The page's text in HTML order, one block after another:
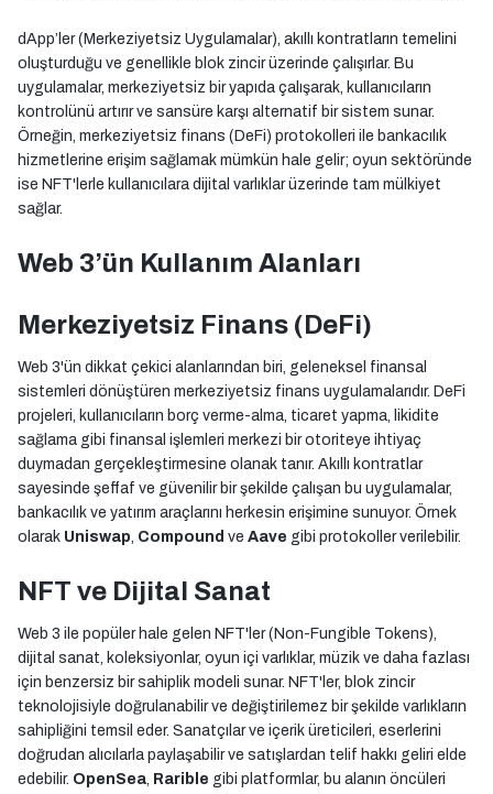
dApp’ler (Merkeziyetsiz Uygulamalar), akıllı kontratların temelini
oluşturduğu ve genellikle blok zincir üzerinde çalışırlar. Bu
uygulamalar, merkeziyetsiz bir yapıda çalışarak, kullanıcıların
kontrolünü artırır ve sansüre karşı alternatif bir sistem sunar.
Örneğin, merkeziyetsiz finans (DeFi) protokolleri ile bankacılık
hizmetlerine erişim sağlamak mümkün hale gelir; oyun sektöründe
ise NFT'lerle kullanıcılara dijital varlıklar üzerinde tam mülkiyet
sağlar.
Web 3’ün Kullanım Alanları
Merkeziyetsiz Finans (DeFi)
Web 3'ün dikkat çekici alanlarından biri, geleneksel finansal
sistemleri dönüştüren merkeziyetsiz finans uygulamalarıdır. DeFi
projeleri, kullanıcıların borç verme-alma, ticaret yapma, likidite
sağlama gibi finansal işlemleri merkezi bir otoriteye ihtiyaç
duymadan gerçekleştirmesine olanak tanır. Akıllı kontratlar
sayesinde şeffaf ve güvenilir bir şekilde çalışan bu uygulamalar,
bankacılık ve yatırım araçlarını herkesin erişimine sunuyor. Örnek
olarak Uniswap, Compound ve Aave gibi protokoller verilebilir.
NFT ve Dijital Sanat
Web 3 ile popüler hale gelen NFT'ler (Non-Fungible Tokens),
dijital sanat, koleksiyonlar, oyun içi varlıklar, müzik ve daha fazlası
için benzersiz bir sahiplik modeli sunar. NFT'ler, blok zincir
teknolojisiyle doğrulanabilir ve değiştirilemez bir şekilde varlıkların
sahipliğini temsil eder. Sanatçılar ve içerik üreticileri, eserlerini
doğrudan alıcılarla paylaşabilir ve satışlardan telif hakkı geliri elde
edebilir. OpenSea, Rarible gibi platformlar, bu alanın öncüleri